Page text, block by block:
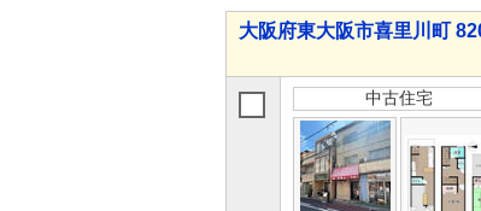
大阪府東大阪市喜里川町
中古住宅